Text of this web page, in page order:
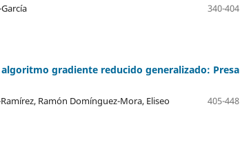
340-404
gradiente reducido generalizado: Presa
Ramón Domínguez-Mora, Eliseo
405-448